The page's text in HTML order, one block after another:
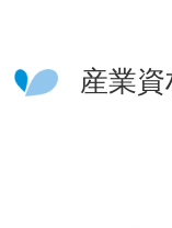
産業